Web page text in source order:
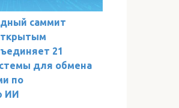
саммит
21
для обмена
по
ИИ